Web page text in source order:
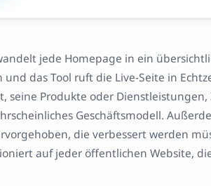
jede Homepage in ein
und das Tool ruft die Live-Seite in
seine Produkte oder
Geschäftsmodell.
die verbessert werden
auf jeder öffentlichen Website,